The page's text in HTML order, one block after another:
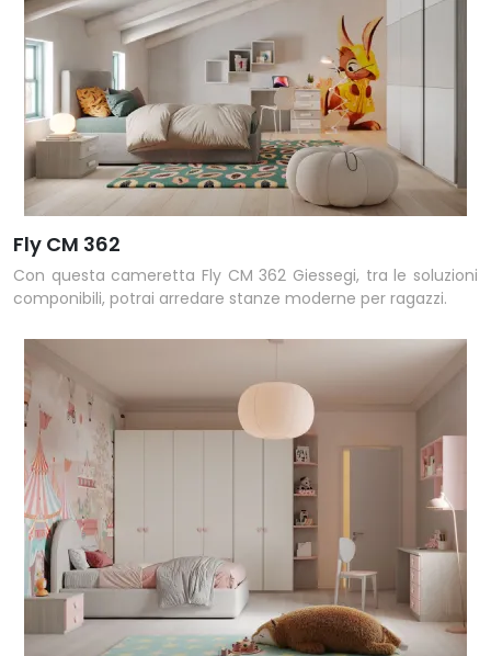
Fly CM 362
Con questa cameretta Fly CM 362 Giessegi, tra le soluzioni
componibili, potrai arredare stanze moderne per ragazzi.